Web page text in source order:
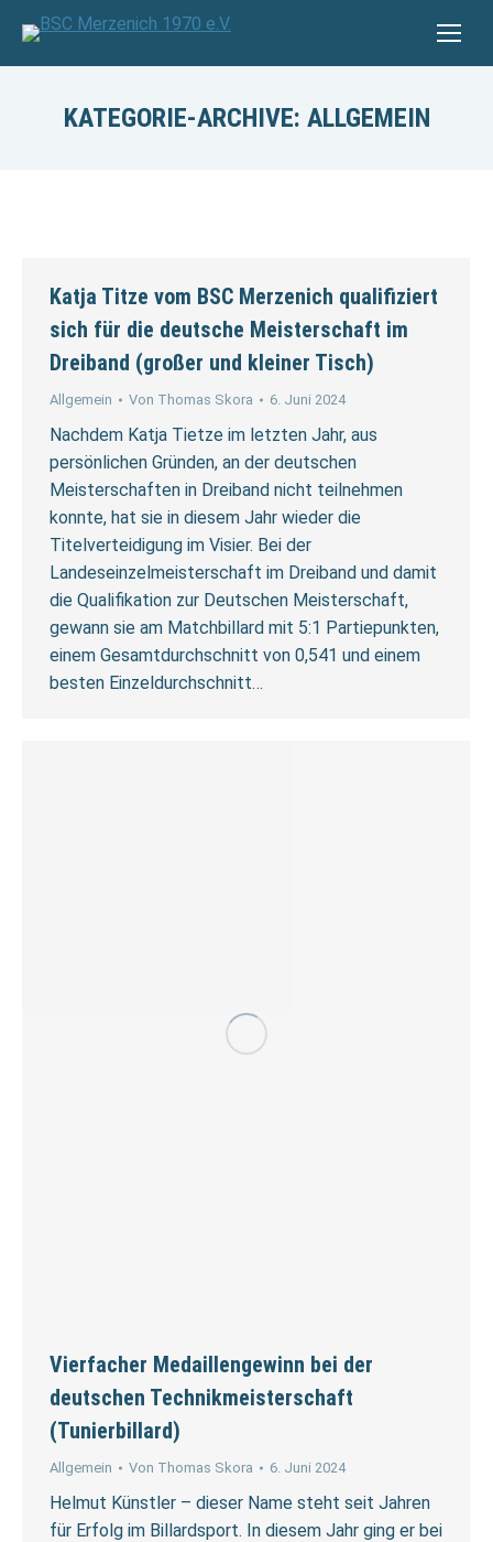
KATEGORIE-ARCHIVE: ALLGEMEIN
Katja Titze vom BSC Merzenich qualifiziert
sich für die deutsche Meisterschaft im
Dreiband (großer und kleiner Tisch)
Allgemein Von Thomas Skora 6. Juni 2024
Nachdem Katja Tietze im letzten Jahr, aus
persönlichen Gründen, an der deutschen
Meisterschaften in Dreiband nicht teilnehmen
konnte, hat sie in diesem Jahr wieder die
Titelverteidigung im Visier. Bei der
Landeseinzelmeisterschaft im Dreiband und damit
die Qualifikation zur Deutschen Meisterschaft,
gewann sie am Matchbillard mit 5:1 Partiepunkten,
einem Gesamtdurchschnitt von 0,541 und einem
besten Einzeldurchschnitt…
Vierfacher Medaillengewinn bei der
deutschen Technikmeisterschaft
(Tunierbillard)
Allgemein Von Thomas Skora 6. Juni 2024
Helmut Künstler – dieser Name steht seit Jahren
für Erfolg im Billardsport. In diesem Jahr ging er bei